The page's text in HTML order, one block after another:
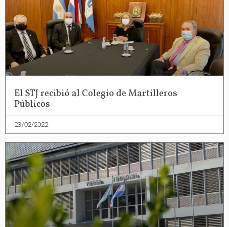
El STJ recibió al Colegio de Martilleros
Públicos
23/02/2022